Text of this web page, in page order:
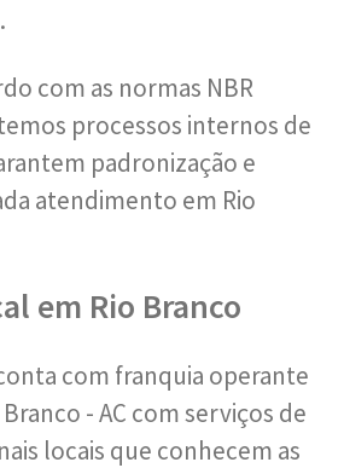
com as normas NBR
processos internos de
padronização e
atendimento em Rio
em Rio Branco
com franquia operante
- AC com serviços de
locais que conhecem as